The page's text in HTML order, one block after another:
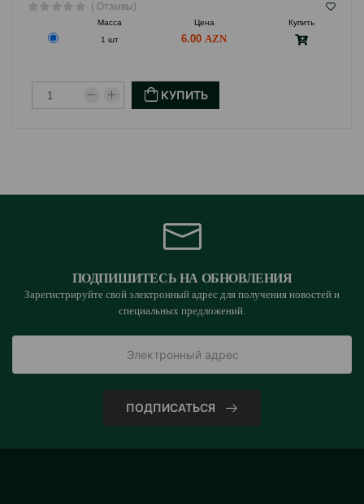
( Отзывы)
Масса Цена
Купить
1 шт
6.00
КУПИТЬ
ПОДПИШИТЕСЬ НА ОБНОВЛЕНИЯ
Зарегистрируйте свой электронный адрес для получения новостей и
специальных предложений.
ПОДПИСАТЬСЯ